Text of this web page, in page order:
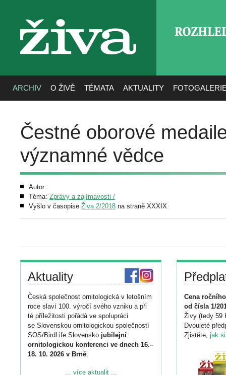
živa
ARCHIV O ŽIVĚ TÉMATA AKTUALITY
Čestné oborové
významné vědce
Autor:
Téma: Zprávy a zajímavosti /
Vyšlo v časopise Živa 2/2018 na straně XXXIX
Aktuality
Česká společnost ornitologická v letošním
roce slaví 100. výročí svého vzniku a při
té příležitosti pořádá ve spolupráci
se Slovenskou ornitologickou společností
SOS/BirdLife Slovensko jubilejní
ornitologickou konferenci ve dnech 16.–
18. 10. 2026 v Brně.
Podrobnější informace ke konferenci
... více aktualit ...
Cena
od čísla 1/
Živy (tedy 59
Dvouleté
Zjistěte, jak